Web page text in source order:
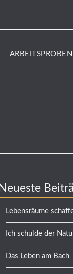
ARBEITSPROBEN
Neueste
Lebensräume
Ich schulde der
Das Leben am Bach